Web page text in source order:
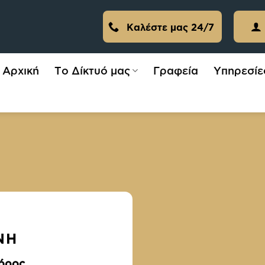
Καλέστε μας 24/7
Αρχική Το Δίκτυό μας Γραφεία